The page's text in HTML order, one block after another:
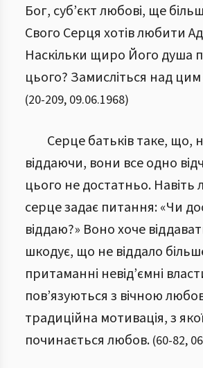
Бог, суб’єкт любові, ще
Свого Серця хотів любити
Наскільки щиро Його душа
цього? Замисліться над
(20-209, 09.06.1968)
Серце батьків таке, що,
віддаючи, вони все одно
цього не достатньо. Навіть
серце задає питання: «Чи
віддаю?» Воно хоче
шкодує, що не віддало
притаманні невід’ємні
пов’язуються з вічною
традиційна мотивація, з
починається любов. (60-82,